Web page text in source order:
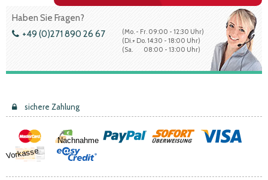
Haben Sie Fragen?
+49 (0)271 890 26 67
(Mo. - Fr. 09:00 - 12:30 Uhr)
(Di.+ Do. 14:30 - 18:00 Uhr)
(Sa. 08:00 - 13:00 Uhr)
sichere Zahlung
Nachnahme
Vorkasse